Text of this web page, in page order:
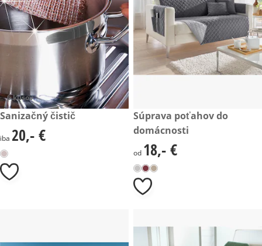
6 kusov
20,- €
Sanizačný čistič
20,- €
iba 20,- €
18,- €
Súprava poťahov do
domácnosti
18,- €
od 18,- €